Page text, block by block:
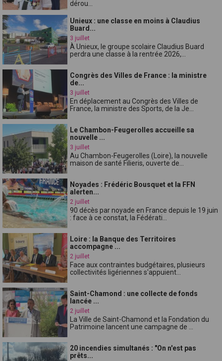
dérou...
Unieux : une classe en moins à Claudius
Buard...
3 juillet
À Unieux, le groupe scolaire Claudius Buard
perdra une classe à la rentrée 2026,...
Congrès des Villes de France : la ministre
de...
3 juillet
En déplacement au Congrès des Villes de
France, la ministre des Sports, de la Je...
Le Chambon-Feugerolles accueille sa
nouvelle ...
3 juillet
Au Chambon-Feugerolles (Loire), la nouvelle
maison de santé Filieris, ouverte de...
Noyades : Frédéric Bousquet et la FFN
alerten...
2 juillet
90 décès par noyade en France depuis le 19 juin
: face à ce constat, la Fédérati...
Loire : la Banque des Territoires
accompagne ...
2 juillet
Face aux contraintes budgétaires, plusieurs
collectivités ligériennes s'appuient...
Saint-Chamond : une collecte de fonds
lancée ...
2 juillet
La Ville de Saint-Chamond et la Fondation du
Patrimoine lancent une campagne de ...
20 incendies simultanés : "On n'est pas
prêts...